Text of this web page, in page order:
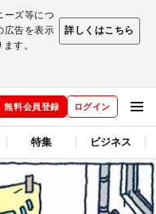
ーズ等につ
広告を表示
す。
詳しくはこちら
無料会員登録 ログイン
特集 ビジネス